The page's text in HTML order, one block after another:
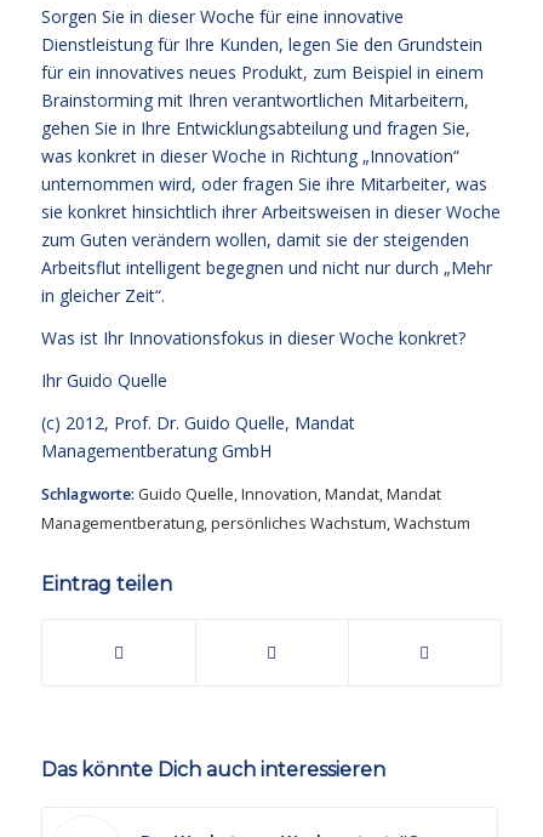
Sorgen Sie in dieser Woche für eine innovative
Dienstleistung für Ihre Kunden, legen Sie den Grundstein
für ein innovatives neues Produkt, zum Beispiel in einem
Brainstorming mit Ihren verantwortlichen Mitarbeitern,
gehen Sie in Ihre Entwicklungsabteilung und fragen Sie,
was konkret in dieser Woche in Richtung „Innovation“
unternommen wird, oder fragen Sie ihre Mitarbeiter, was
sie konkret hinsichtlich ihrer Arbeitsweisen in dieser Woche
zum Guten verändern wollen, damit sie der steigenden
Arbeitsflut intelligent begegnen und nicht nur durch „Mehr
in gleicher Zeit“.
Was ist Ihr Innovationsfokus in dieser Woche konkret?
Ihr Guido Quelle
(c) 2012, Prof. Dr. Guido Quelle, Mandat
Managementberatung GmbH
Schlagworte: Guido Quelle,Innovation,Mandat,Mandat
Managementberatung,persönliches Wachstum,Wachstum
Eintrag teilen
Das könnte Dich auch interessieren